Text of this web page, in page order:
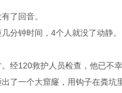
了回音。
分钟时间，4个人就没了动静。
经120救护人员检查，他已不幸
了一个大窟窿，用钩子在粪坑